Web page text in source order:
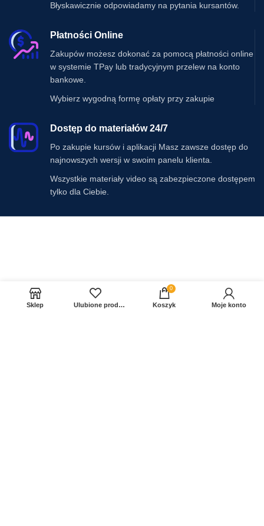
Błyskawicznie odpowiadamy na pytania kursantów.
Płatności Online
Zakupów możesz dokonać za pomocą płatności online
w systemie TPay lub tradycyjnym przelew na konto
bankowe.
Wybierz wygodną formę opłaty przy zakupie
Dostęp do materiałów 24/7
Po zakupie kursów i aplikacji Masz zawsze dostęp do
najnowszych wersji w swoim panelu klienta.
Wszystkie materiały video są zabezpieczone dostępem
tylko dla Ciebie.
Sklep Ulubione produkty
0
Koszyk Moje konto